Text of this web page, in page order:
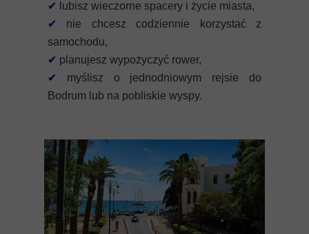
✔ lubisz wieczorne spacery i życie miasta,
✔ nie chcesz codziennie korzystać z
samochodu,
✔ planujesz wypożyczyć rower,
✔
myślisz o jednodniowym rejsie do
Bodrum lub na pobliskie wyspy.